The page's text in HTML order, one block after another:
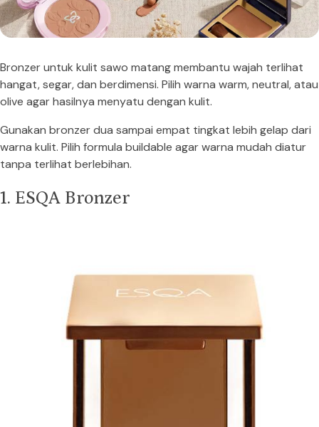
Bronzer untuk kulit sawo matang membantu wajah terlihat
hangat, segar, dan berdimensi. Pilih warna warm, neutral, atau
olive agar hasilnya menyatu dengan kulit.
Gunakan bronzer dua sampai empat tingkat lebih gelap dari
warna kulit. Pilih formula buildable agar warna mudah diatur
tanpa terlihat berlebihan.
1. ESQA Bronzer